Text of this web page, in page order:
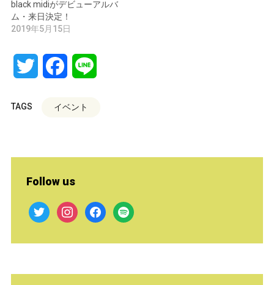
black midiがデビューアルバ
ム・来日決定！
2019年5月15日
Twitter Facebook
TAGS イベント
Follow us
twitter instagramfacebook
spotify